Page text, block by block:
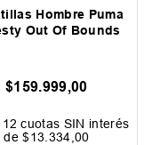
Hombre Puma
Out Of Bounds
$159.999,00
12 cuotas SIN interés
de$13 334 00